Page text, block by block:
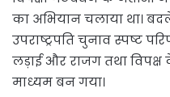
का अभियान चलाया था।
उपराष्ट्रपति चुनाव स्पष्ट
लड़ाई और राजग तथा
माध्यम बन गया।